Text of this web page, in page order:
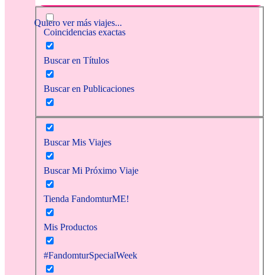
Quiero ver más viajes...
Coincidencias exactas
Buscar en Títulos
Buscar en Publicaciones
Buscar Mis Viajes
Buscar Mi Próximo Viaje
Tienda FandomturME!
Mis Productos
#FandomturSpecialWeek